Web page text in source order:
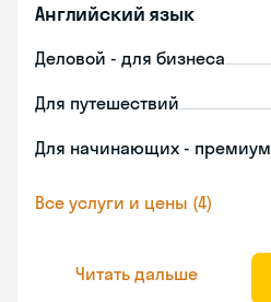
Английский язык
Деловой - для бизнеса
Для путешествий
Для начинающих - премиум
Все услуги и цены (4)
Читать дальше